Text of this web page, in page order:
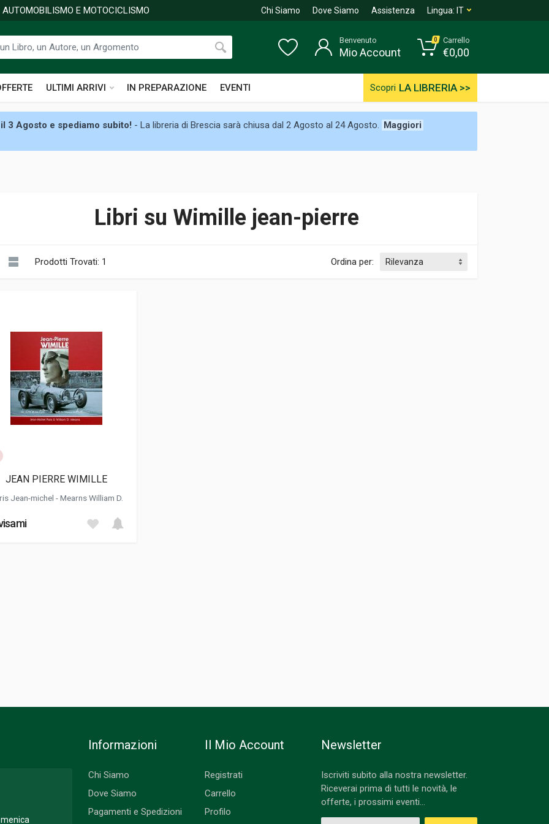
E MOTOCICLISMO Chi Siamo Dove Siamo Assistenza Lingua: IT
ULTIMI ARRIVI IN PREPARAZIONE EVENTI Scopri LA LIBRERIA >>
Benvenuto
Mio Account
0 Carrello
€0,00
3 Agosto e spediamo subito! - La libreria di Brescia sarà chiusa dal 2 Agosto al 24 Agosto. Maggiori
Libri su Wimille jean-pierre
Prodotti Trovati: 1 Ordina per:
JEAN PIERRE WIMILLE
Paris Jean-michel - Mearns William D.
Informazioni
Chi Siamo
Dove Siamo
Pagamenti e Spedizioni
Il Mio Account
Registrati
Carrello
Profilo
Newsletter
Iscriviti subito alla nostra newsletter.
Riceverai prima di tutti le novità, le
offerte, i prossimi eventi...